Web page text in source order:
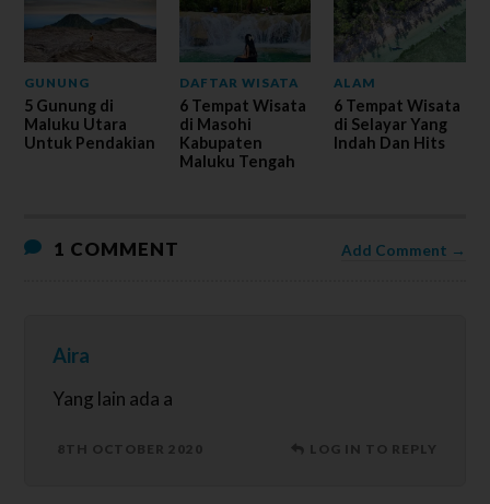
GUNUNG
5 Gunung di
Maluku Utara
Untuk Pendakian
DAFTAR WISATA
6 Tempat Wisata
di Masohi
Kabupaten
Maluku Tengah
ALAM
6 Tempat Wisata
di Selayar Yang
Indah Dan Hits
1 COMMENT Add Comment →
Aira
Yang lain ada a
8TH OCTOBER 2020 LOG IN TO REPLY